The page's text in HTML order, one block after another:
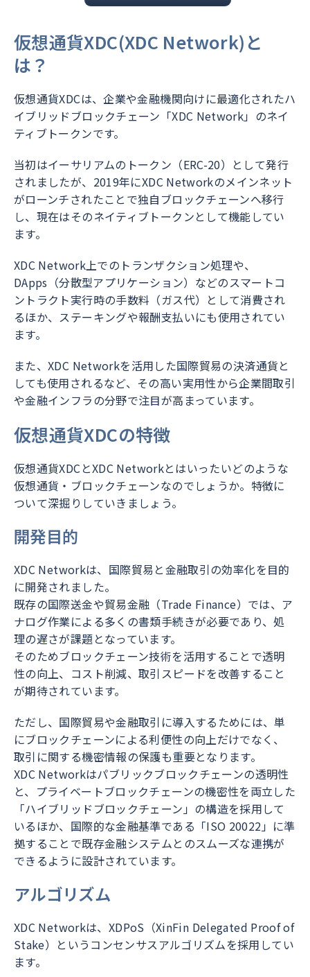
仮想通貨XDC(XDC Network)と
は？
仮想通貨XDCは、企業や金融機関向けに最適化されたハ
イブリッドブロックチェーン「XDC Network」のネイ
ティブトークンです。
当初はイーサリアムのトークン（ERC-20）として発行
されましたが、2019年にXDC Networkのメインネット
がローンチされたことで独自ブロックチェーンへ移行
し、現在はそのネイティブトークンとして機能してい
ます。
XDC Network上でのトランザクション処理や、
DApps（分散型アプリケーション）などのスマートコ
ントラクト実行時の手数料（ガス代）として消費され
るほか、ステーキングや報酬支払いにも使用されてい
ます。
また、XDC Networkを活用した国際貿易の決済通貨と
しても使用されるなど、その高い実用性から企業間取引
や金融インフラの分野で注目が高まっています。
仮想通貨XDCの特徴
仮想通貨XDCとXDC Networkとはいったいどのような
仮想通貨・ブロックチェーンなのでしょうか。特徴に
ついて深掘りしていきましょう。
開発目的
XDC Networkは、国際貿易と金融取引の効率化を目的
に開発されました。
既存の国際送金や貿易金融（Trade Finance）では、ア
ナログ作業による多くの書類手続きが必要であり、処
理の遅さが課題となっています。
そのためブロックチェーン技術を活用することで透明
性の向上、コスト削減、取引スピードを改善すること
が期待されています。
ただし、国際貿易や金融取引に導入するためには、単
にブロックチェーンによる利便性の向上だけでなく、
取引に関する機密情報の保護も重要となります。
XDC Networkはパブリックブロックチェーンの透明性
と、プライベートブロックチェーンの機密性を両立した
「ハイブリッドブロックチェーン」の構造を採用して
いるほか、国際的な金融基準である「ISO 20022」に準
拠することで既存金融システムとのスムーズな連携が
できるように設計されています。
アルゴリズム
XDC Networkは、XDPoS（XinFin Delegated Proof of
Stake）というコンセンサスアルゴリズムを採用してい
ます。